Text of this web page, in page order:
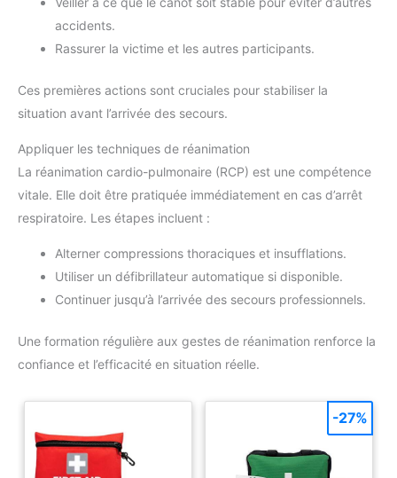
accidents.
Rassurer la victime et les autres participants.
Ces premières actions sont cruciales pour stabiliser la
situation avant l’arrivée des secours.
Appliquer les techniques de réanimation
La réanimation cardio-pulmonaire (RCP) est une compétence
vitale. Elle doit être pratiquée immédiatement en cas d’arrêt
respiratoire. Les étapes incluent :
Alterner compressions thoraciques et insufflations.
Utiliser un défibrillateur automatique si disponible.
Continuer jusqu’à l’arrivée des secours professionnels.
Une formation régulière aux gestes de réanimation renforce la
confiance et l’efficacité en situation réelle.
-27%